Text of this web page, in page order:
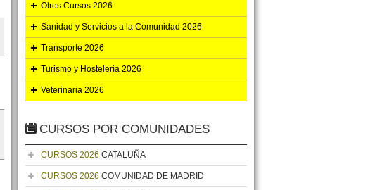
Otros Cursos 2026
Sanidad y Servicios a la Comunidad 2026
Transporte 2026
Turismo y Hostelería 2026
Veterinaria 2026
CURSOS POR COMUNIDADES
CURSOS 2026 CATALUÑA
CURSOS 2026 COMUNIDAD DE MADRID